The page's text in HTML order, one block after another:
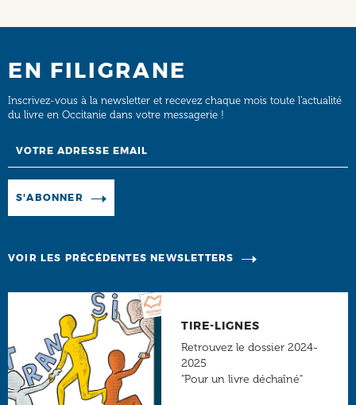
EN FILIGRANE
Inscrivez-vous à la newsletter et recevez chaque mois toute l’actualité
du livre en Occitanie dans votre messagerie !
S'ABONNER
VOIR LES PRÉCÉDENTES NEWSLETTERS
TIRE-LIGNES
Retrouvez le dossier 2024-
2025
"Pour un livre déchaîné"